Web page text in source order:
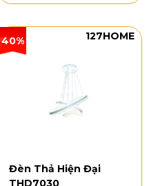
40% 127HOME
Đèn Thả Hiện Đại
THD7030